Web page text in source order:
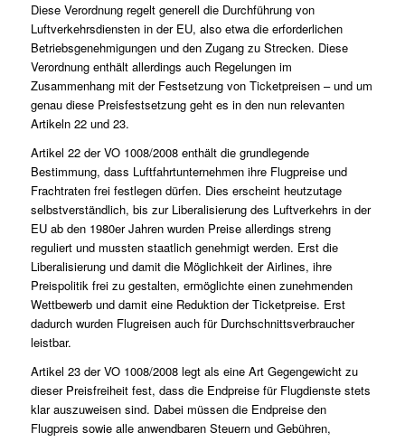
Diese Verordnung regelt generell die Durchführung von
Luftverkehrsdiensten in der EU, also etwa die erforderlichen
Betriebsgenehmigungen und den Zugang zu Strecken. Diese
Verordnung enthält allerdings auch Regelungen im
Zusammenhang mit der Festsetzung von Ticketpreisen – und um
genau diese Preisfestsetzung geht es in den nun relevanten
Artikeln 22 und 23.
Artikel 22 der VO 1008/2008 enthält die grundlegende
Bestimmung, dass Luftfahrtunternehmen ihre Flugpreise und
Frachtraten frei festlegen dürfen. Dies erscheint heutzutage
selbstverständlich, bis zur Liberalisierung des Luftverkehrs in der
EU ab den 1980er Jahren wurden Preise allerdings streng
reguliert und mussten staatlich genehmigt werden. Erst die
Liberalisierung und damit die Möglichkeit der Airlines, ihre
Preispolitik frei zu gestalten, ermöglichte einen zunehmenden
Wettbewerb und damit eine Reduktion der Ticketpreise. Erst
dadurch wurden Flugreisen auch für Durchschnittsverbraucher
leistbar.
Artikel 23 der VO 1008/2008 legt als eine Art Gegengewicht zu
dieser Preisfreiheit fest, dass die Endpreise für Flugdienste stets
klar auszuweisen sind. Dabei müssen die Endpreise den
Flugpreis sowie alle anwendbaren Steuern und Gebühren,